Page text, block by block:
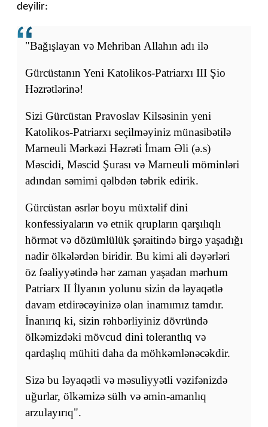
deyilir:
"Bağışlayan və Mehriban Allahın adı ilə
Gürcüstanın Yeni Katolikos-Patriarxı III Şio
Həzrətlərinə!
Sizi Gürcüstan Pravoslav Kilsəsinin yeni
Katolikos-Patriarxı seçilməyiniz münasibətilə
Marneuli Mərkəzi Həzrəti İmam Əli (ə.s)
Məscidi, Məscid Şurası və Marneuli möminləri
adından səmimi qəlbdən təbrik edirik.
Gürcüstan əsrlər boyu müxtəlif dini
konfessiyaların və etnik qrupların qarşılıqlı
hörmət və dözümlülük şəraitində birgə yaşadığı
nadir ölkələrdən biridir. Bu kimi ali dəyərləri
öz fəaliyyətində hər zaman yaşadan mərhum
Patriarx II İlyanın yolunu sizin də ləyaqətlə
davam etdirəcəyinizə olan inamımız tamdır.
İnanırıq ki, sizin rəhbərliyiniz dövründə
ölkəmizdəki mövcud dini tolerantlıq və
qardaşlıq mühiti daha da möhkəmlənəcəkdir.
Sizə bu ləyaqətli və məsuliyyətli vəzifənizdə
uğurlar, ölkəmizə sülh və əmin-amanlıq
arzulayırıq".